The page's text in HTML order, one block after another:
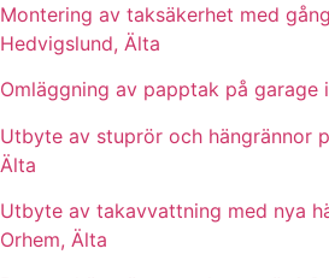
Montering av taksäkerhet med
Hedvigslund, Älta
Omläggning av papptak på garage
Utbyte av stuprör och hängrännor
Älta
Utbyte av takavvattning med nya
Orhem, Älta